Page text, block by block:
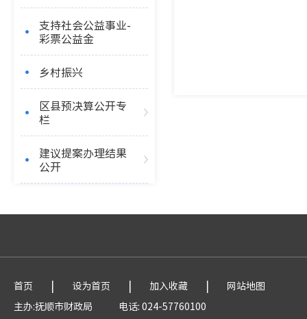
支持社会公益事业-
彩票公益金
乡村振兴
区县预决算公开专
栏
建议提案办理结果
公开
首页 | 设为首页 | 加入收藏 |
网站地图
主办:抚顺市财政局
电话: 024-57760100